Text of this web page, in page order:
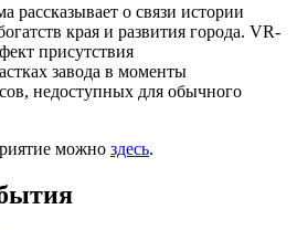
рассказывает о связи истории
края и развития города. VR-
присутствия
завода в моменты
недоступных для обычного
можно здесь.